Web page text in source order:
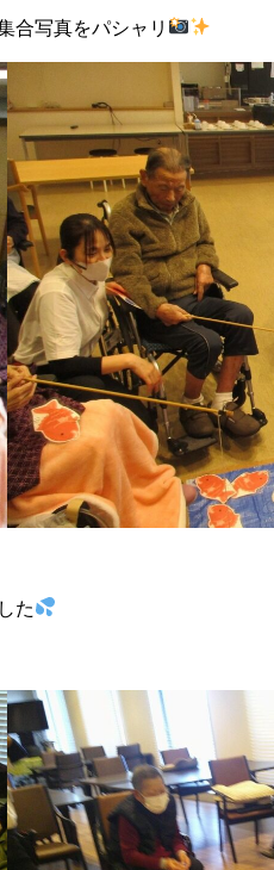
合写真をパシャリ
た